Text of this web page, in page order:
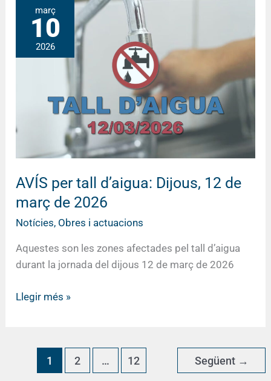
març
10
2026
AVÍS per tall d’aigua: Dijous, 12 de
març de 2026
Notícies, Obres i actuacions
Aquestes son les zones afectades pel tall d’aigua
durant la jornada del dijous 12 de març de 2026
AVÍS
d’aigua:
2026
Llegir més »
1 2 … 12 Següent →